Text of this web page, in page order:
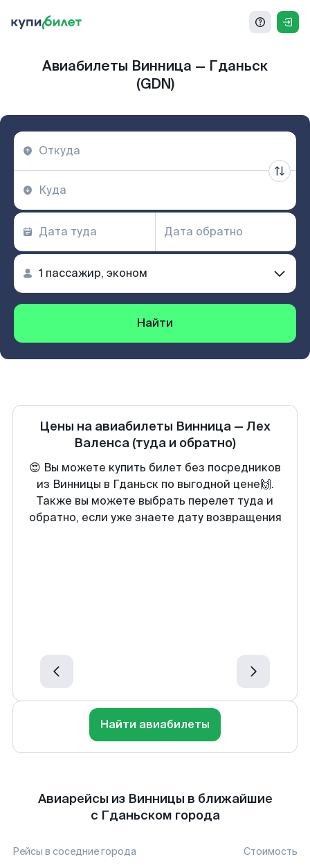
Авиабилеты Винница — Гданьск
(GDN)
Найти
Цены на авиабилеты Винница — Лех
Валенса (туда и обратно)
😍 Вы можете купить билет без посредников
из Винницы в Гданьск по выгодной цене🙌.
Также вы можете выбрать перелет туда и
обратно, если уже знаете дату возвращения
Найти авиабилеты
Авиарейсы из Винницы в ближайшие
с Гданьском города
Рейсы в соседние города Стоимость